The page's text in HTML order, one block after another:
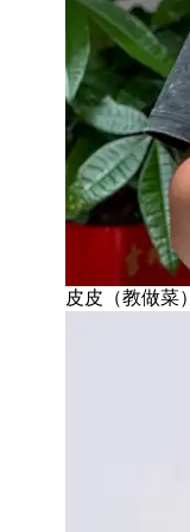
皮皮（教做菜）